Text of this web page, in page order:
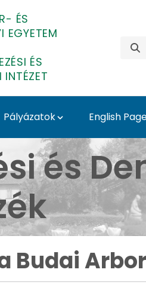
ÉS
EGYETEM
ÉS
INTÉZET
Pályázatok English
-
és
Budai